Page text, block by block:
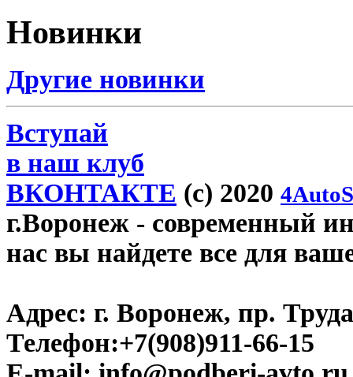
Новинки
Другие новинки
Вступай
в наш клуб
ВКОНТАКТЕ (c) 2020
г.Воронеж - современный
нас вы найдете все для
Адрес: г. Воронеж, пр.
Телефон:+7(908)911-66-15